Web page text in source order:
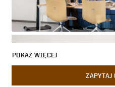
POKAŻ WIĘCEJ
ZAPYTAJ